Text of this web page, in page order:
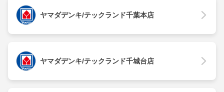
ヤマダデンキ/テックランド千葉本店
ヤマダデンキ/テックランド千城台店